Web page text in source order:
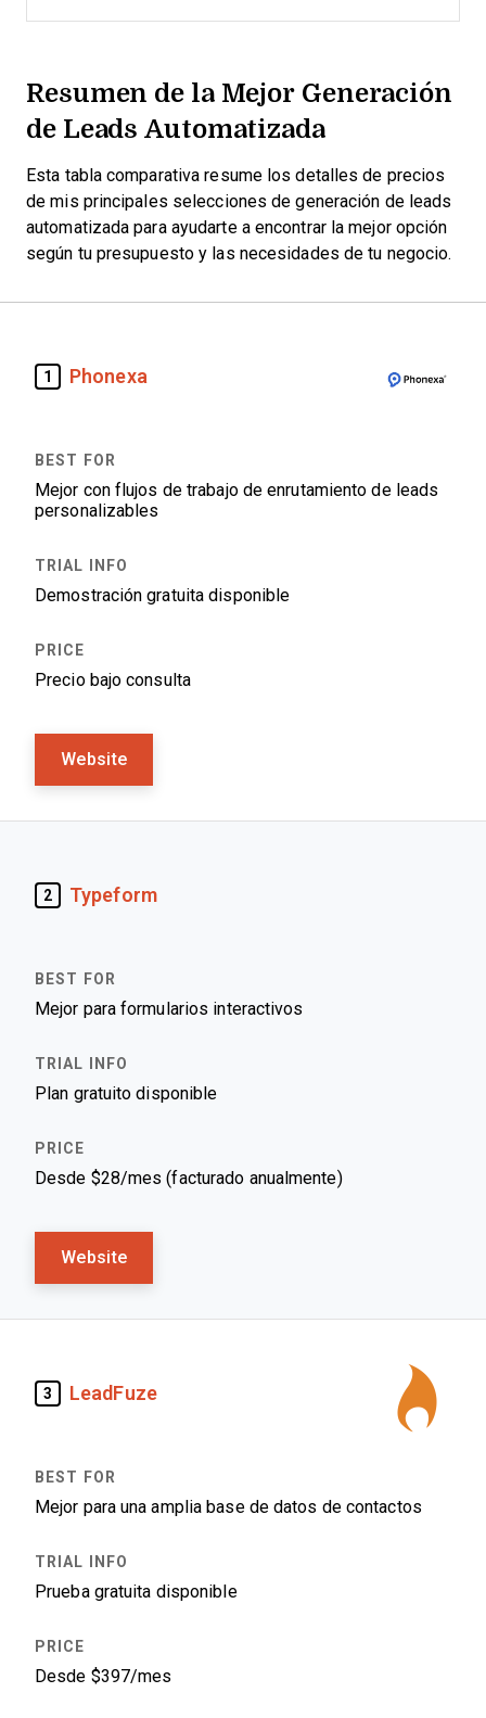
Resumen de la Mejor Generación
de Leads Automatizada
Esta tabla comparativa resume los detalles de precios
de mis principales selecciones de generación de leads
automatizada para ayudarte a encontrar la mejor opción
según tu presupuesto y las necesidades de tu negocio.
1 Phonexa
Mejor con flujos de trabajo de enrutamiento de leads
personalizables
Demostración gratuita disponible
Precio bajo consulta
Website
2 Typeform
Mejor para formularios interactivos
Plan gratuito disponible
Desde $28/mes (facturado anualmente)
Website
3 LeadFuze
Mejor para una amplia base de datos de contactos
Prueba gratuita disponible
Desde $397/mes